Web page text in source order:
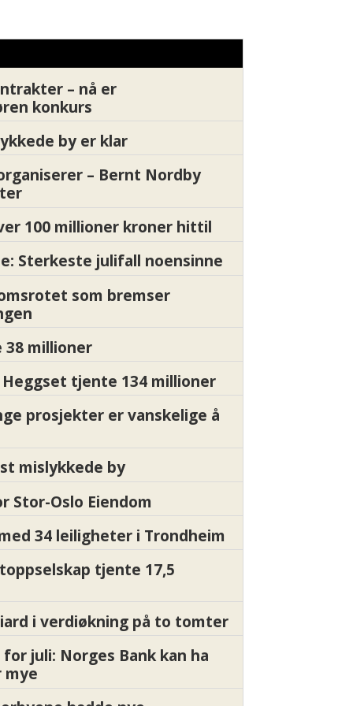
– nå er
konkurs
by er klar
– Bernt Nordby
100 millioner kroner hittil
Sterkeste julifall noensinne
som bremser
millioner
Heggset tjente 134 millioner
prosjekter er vanskelige å
mislykkede by
Stor-Oslo Eiendom
34 leiligheter i Trondheim
tjente 17,5
i verdiøkning på to tomter
juli: Norges Bank kan ha